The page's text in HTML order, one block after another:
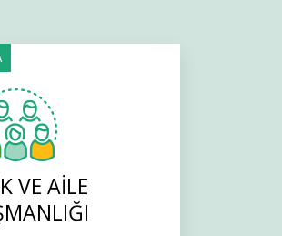
VE AİLE